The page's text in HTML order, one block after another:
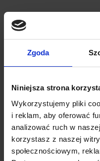
Zgoda
Niniejsza strona
Wykorzystujemy pliki
i reklam, aby oferować
analizować ruch w
korzystasz z naszej
społecznościowym,